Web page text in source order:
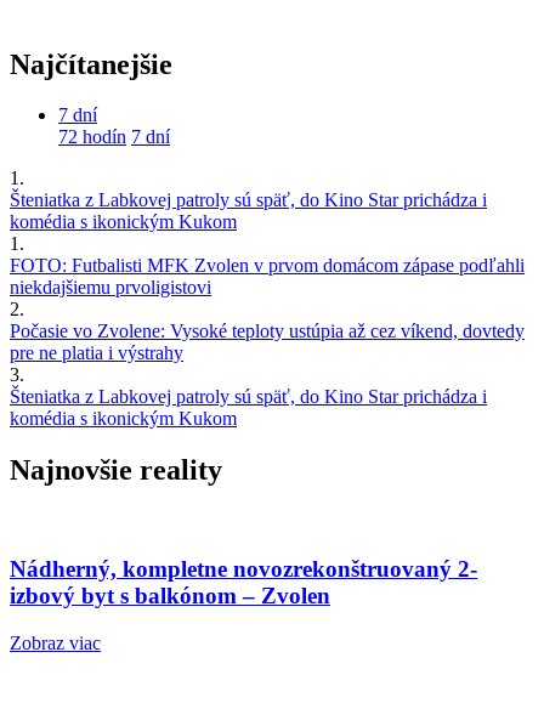
Najčítanejšie
7 dní
72 hodín 7 dní
1.
Šteniatka z Labkovej patroly sú späť, do Kino Star prichádza i
komédia s ikonickým Kukom
1.
FOTO: Futbalisti MFK Zvolen v prvom domácom zápase podľahli
niekdajšiemu prvoligistovi
2.
Počasie vo Zvolene: Vysoké teploty ustúpia až cez víkend, dovtedy
pre ne platia i výstrahy
3.
Šteniatka z Labkovej patroly sú späť, do Kino Star prichádza i
komédia s ikonickým Kukom
Najnovšie reality
Nádherný, kompletne novozrekonštruovaný 2-
izbový byt s balkónom – Zvolen
Zobraz viac